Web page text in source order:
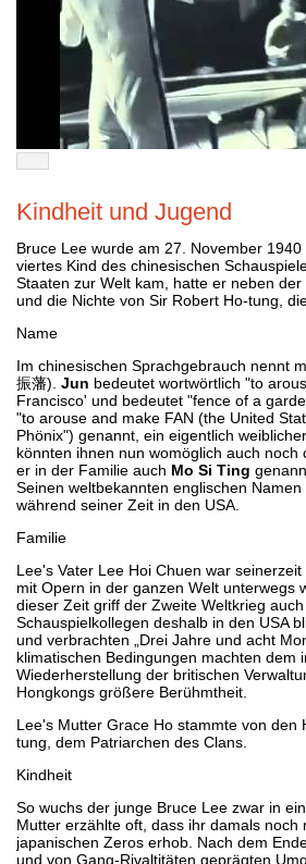
Kindheit und Jugend
Bruce Lee wurde am 27. November
viertes Kind des chinesischen
Staaten zur Welt kam, hatte er neben
und die Nichte von Sir Robert Ho-tung,
Name
Im chinesischen Sprachgebrauch nennt
振藩). Jun bedeutet wortwörtlich "to
Francisco' und bedeutet "fence of a
"to arouse and make FAN (the United
Phönix") genannt, ein eigentlich
könnten ihnen nun womöglich auch
er in der Familie auch Mo Si Ting
Seinen weltbekannten englischen Namen
während seiner Zeit in den USA.
Familie
Lee's Vater Lee Hoi Chuen war
mit Opern in der ganzen Welt unterwegs
dieser Zeit griff der Zweite Weltkrieg
Schauspielkollegen deshalb in den USA
und verbrachten „Drei Jahre und acht
klimatischen Bedingungen machten
Wiederherstellung der britischen
Hongkongs größere Berühmtheit.
Lee's Mutter Grace Ho stammte von den
tung, dem Patriarchen des Clans.
Kindheit
So wuchs der junge Bruce Lee zwar in
Mutter erzählte oft, dass ihr damals
japanischen Zeros erhob. Nach dem
und von Gang-Rivaltitäten geprägten